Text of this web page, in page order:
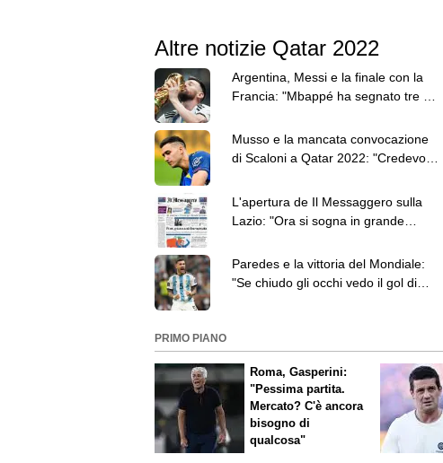
Altre notizie Qatar 2022
Argentina, Messi e la finale con la
Francia: "Mbappé ha segnato tre gol
Musso e la mancata convocazione
di Scaloni a Qatar 2022: "Credevo di
L'apertura de Il Messaggero sulla
Lazio: "Ora si sogna in grande
Paredes e la vittoria del Mondiale:
"Se chiudo gli occhi vedo il gol di
PRIMO PIANO
Roma, Gasperini:
"Pessima partita.
Mercato? C'è ancora
bisogno di
qualcosa"